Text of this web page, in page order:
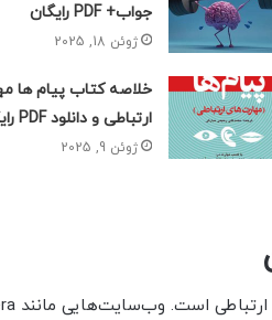
جواب+ PDF رایگان
ژوئن 18, 2025
خلاصه کتاب پیام ها
ارتباطی و دانلود PDF رایگان
ژوئن 9, 2025